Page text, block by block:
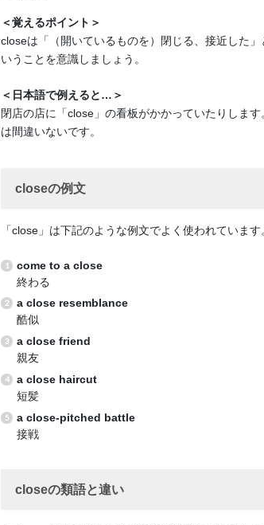
＜覚えるポイント＞
closeは「（開いているものを）閉じる、接近した
いうことを意識しましょう。
＜日本語で例えると…＞
閉店の店に「close」の看板がかかっていたりしま
は間違いないです。
closeの例文
「close」は下記のような例文でよく使われています
come to a close
終わる
a close resemblance
酷似
a close friend
親友
a close haircut
短髪
a close-pitched battle
接戦
closeの類語と違い